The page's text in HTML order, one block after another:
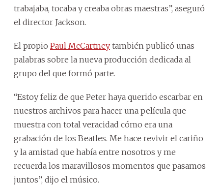
trabajaba, tocaba y creaba obras maestras”, aseguró
el director Jackson.
El propio Paul McCartney también publicó unas
palabras sobre la nueva producción dedicada al
grupo del que formó parte.
“Estoy feliz de que Peter haya querido escarbar en
nuestros archivos para hacer una película que
muestra con total veracidad cómo era una
grabación de los Beatles. Me hace revivir el cariño
y la amistad que había entre nosotros y me
recuerda los maravillosos momentos que pasamos
juntos”, dijo el músico.